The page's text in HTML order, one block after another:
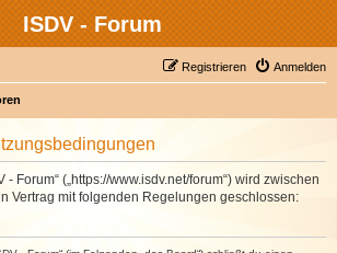
ISDV - Forum
Anmelden
Registrieren
- Forum“ („https://www.isdv.net/forum“) wird zwischen
Vertrag mit folgenden Regelungen geschlossen: